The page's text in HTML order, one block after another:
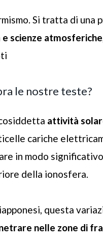
Si tratta di una
scienze atmosferiche
le nostre teste?
attività
cariche
in modo
della ionosfera.
questa
nelle zone di